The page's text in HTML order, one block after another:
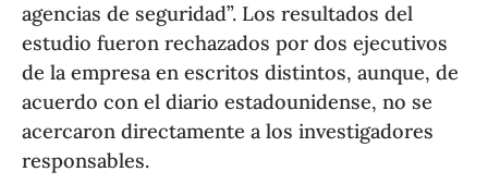
agencias de seguridad”. Los resultados del
estudio fueron rechazados por dos ejecutivos
de la empresa en escritos distintos, aunque, de
acuerdo con el diario estadounidense, no se
acercaron directamente a los investigadores
responsables.